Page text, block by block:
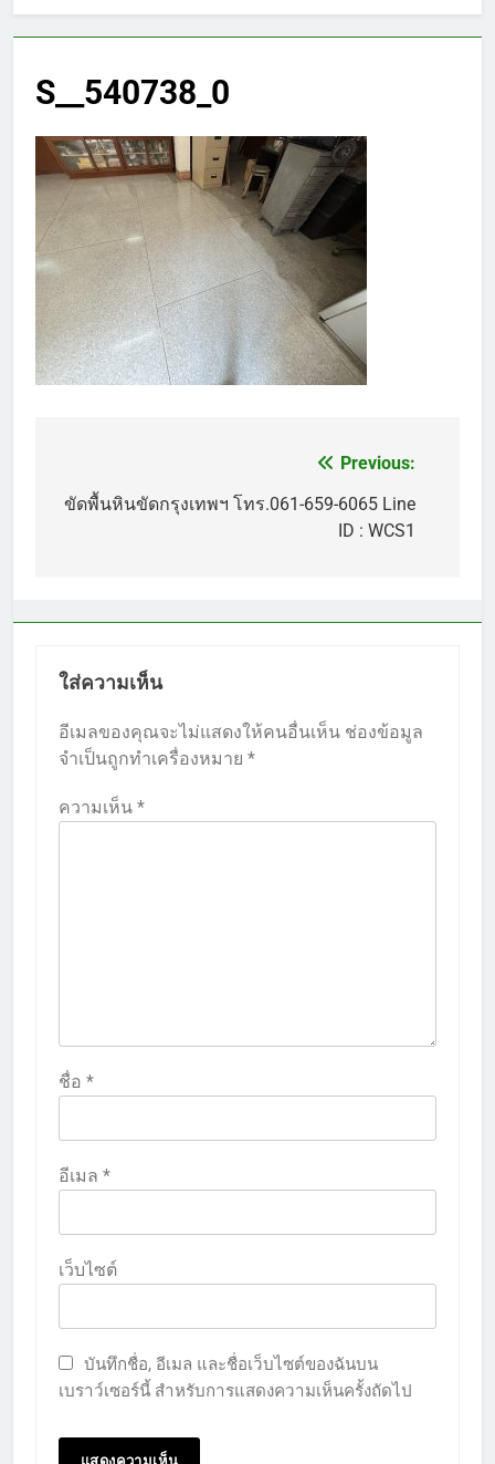
S__540738_0
เรื่อง
Previous:
ขัดพื้นหินขัดกรุงเทพฯ โทร.061-659-6065 Line
ID : WCS1
ใส่ความเห็น
อีเมลของคุณจะไม่แสดงให้คนอื่นเห็น ช่องข้อมูล
จำเป็นถูกทำเครื่องหมาย *
ความเห็น *
ชื่อ *
อีเมล *
เว็บไซต์
บันทึกชื่อ, อีเมล และชื่อเว็บไซต์ของฉันบน
เบราว์เซอร์นี้ สำหรับการแสดงความเห็นครั้งถัดไป